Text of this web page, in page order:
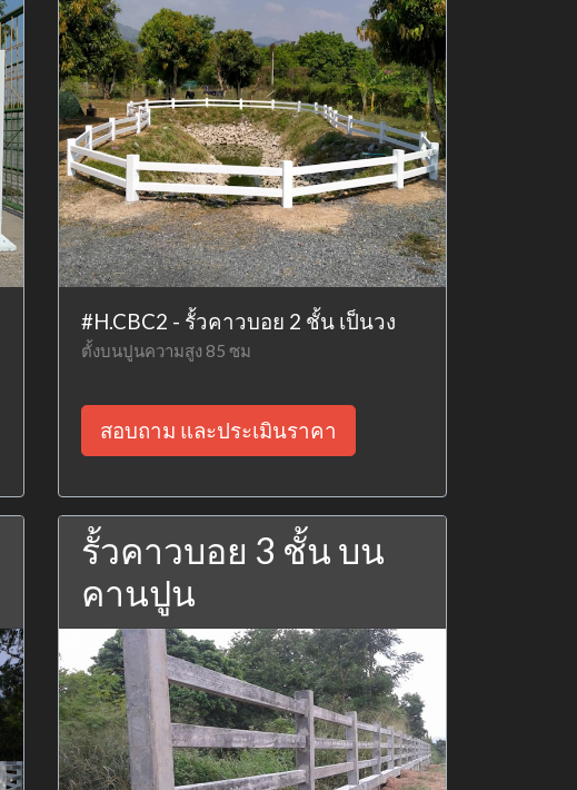
#H.CBC2 - รั้วคาวบอย 2 ชั้น เป็นวง
ตั้งบนปูนความสูง 85 ซม
สอบถาม และประเมินราคา
รั้วคาวบอย 3 ชั้น บน
คานปูน